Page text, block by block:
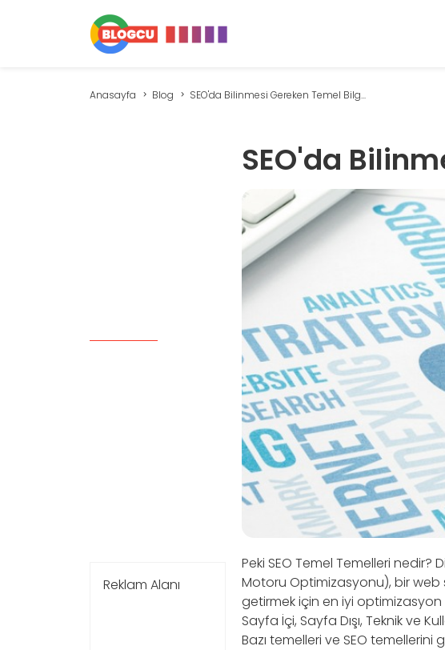
Anasayfa Blog SEO'da Bilinmesi Gereken Temel Bilg...
SEO'da
Reklam Alanı
Peki SEO Temel Temelleri
Motoru Optimizasyonu), bir
getirmek için en iyi optimizasyon
Sayfa İçi, Sayfa Dışı, Teknik ve
Bazı temelleri ve SEO temellerini